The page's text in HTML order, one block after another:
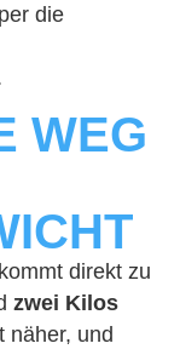
die
WEG
direkt zu
zwei Kilos
näher, und